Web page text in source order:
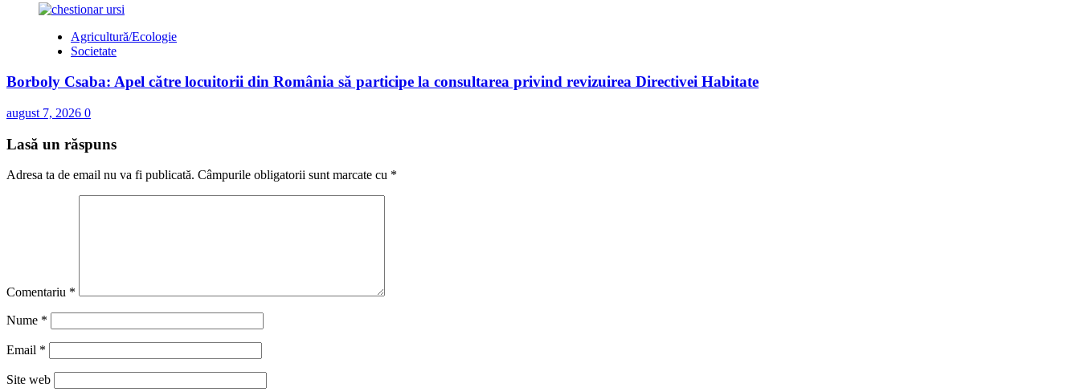
Agricultură/Ecologie
Societate
Borboly Csaba: Apel către locuitorii din România să participe la consultarea privind revizuirea Directivei Habitate
august 7, 2026 0
Lasă un răspuns
Adresa ta de email nu va fi publicată. Câmpurile obligatorii sunt marcate cu *
Comentariu *
Nume *
Email *
Site web